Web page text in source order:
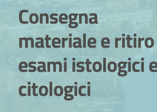
Consegna
materiale e ritiro
esami istologici
citologici